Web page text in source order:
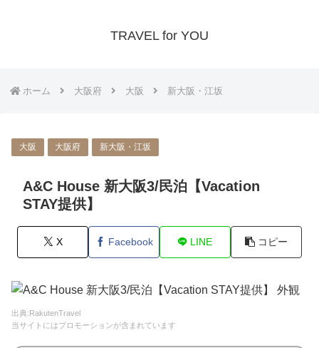
TRAVEL for YOU
ホーム 大阪府 大阪 新大阪・江坂
大阪 大阪府 新大阪・江坂
A&C House 新大阪3/民泊【Vacation
STAY提供】
X Facebook LINE コピー
出典:RakutenTravel
当サイトにはプロモーションが含まれています